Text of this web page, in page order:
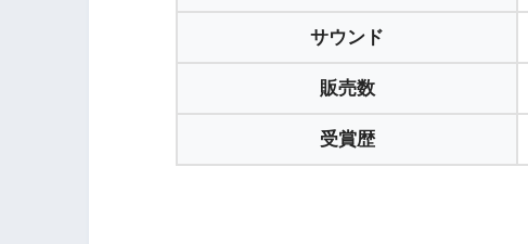
サウンド
販売数
受賞歴